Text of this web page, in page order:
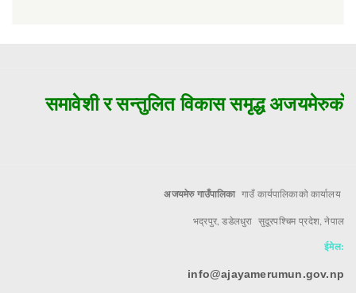
समावेशी र सन्तुलित विकास समृद्ध अजयमेरुको
अजयमेरु गाउँपालिका गाउँ कार्यपालिकाको कार्यालय
भद्रपुर, डडेलधुरा सुदूरपश्चिम प्रदेश, नेपाल
ईमेल:
info@ajayamerumun.gov.np